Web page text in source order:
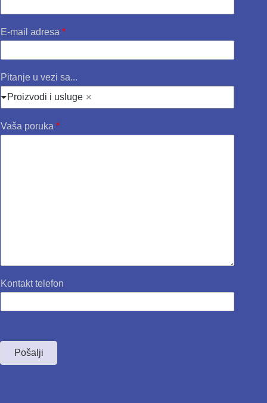
E-mail adresa *
Pitanje u vezi sa...
Proizvodi i usluge
Vaša poruka *
Kontakt telefon
Pošalji